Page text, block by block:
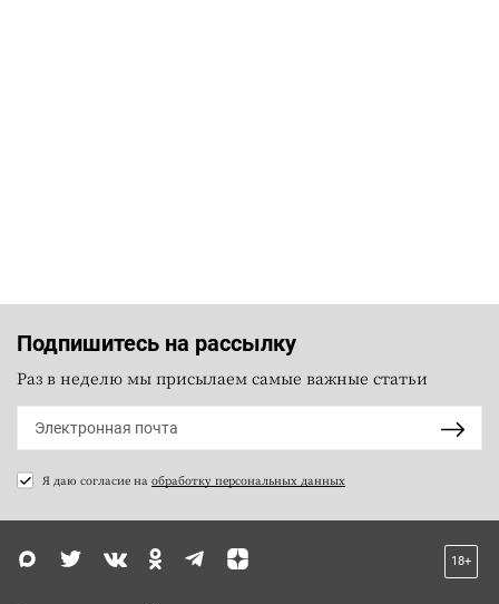
Подпишитесь на рассылку
Раз в неделю мы присылаем самые важные статьи
Я даю согласие на обработку персональных данных
18+